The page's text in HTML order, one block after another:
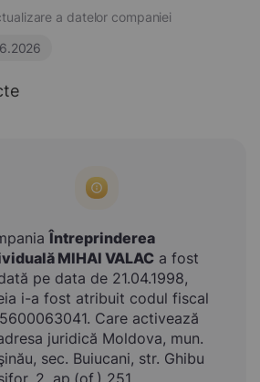
a datelor companiei
Întreprinderea
MIHAI VALAC a fost
pe data de 21.04.1998,
i-a fost atribuit codul fiscal
Care activează
juridică Moldova, mun.
sec. Buiucani, str. Ghibu
2, ap.(of.) 251